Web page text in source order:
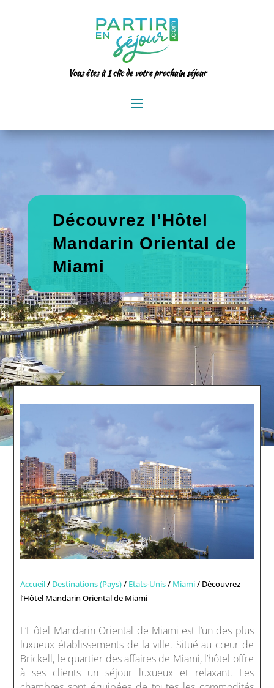
Vous êtes à 1 clic de votre prochain séjour
Découvrez l’Hôtel
Mandarin Oriental de
Miami
Accueil/ Destinations (Pays)/ Etats-Unis/ Miami/ Découvrez
l’Hôtel Mandarin Oriental de Miami
L’Hôtel Mandarin Oriental de Miami est l’un des plus
luxueux établissements de la ville. Situé au cœur de
Brickell, le quartier des affaires de Miami, l’hôtel offre
à ses clients un séjour luxueux et relaxant. Les